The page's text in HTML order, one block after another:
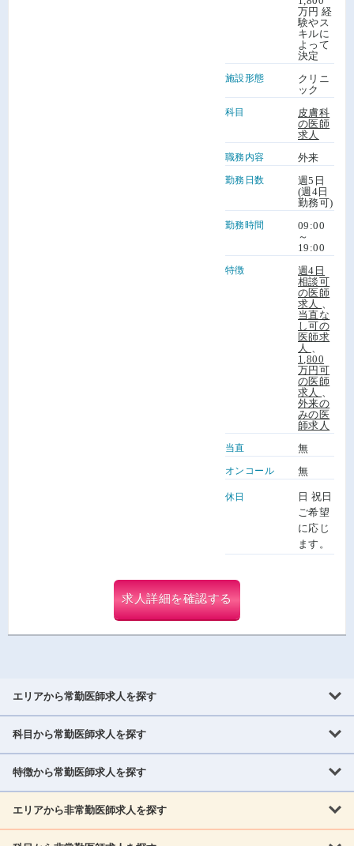
万円 経
験やス
キルに
よって
決定
施設形態
クリニ
ック
科目
皮膚科
の医師
求人
職務内容 外来
勤務日数
週5日
(週4日
勤務可)
勤務時間
09:00
～
19:00
特徴
週4日
相談可
の医師
求人
当直な
し可の
医師求
人
1,800
万円可
の医師
求人
外来の
みの医
師求人
当直 無
オンコール 無
休日
日 祝日
ご希望
に応じ
ます。
求人詳細を確認する
エリアから常勤医師求人を探す
北海道・東北
北海道 青森県 岩手県
科目から常勤医師求人を探す
内科系
消化器科 呼吸器科
特徴から常勤医師求人を探す
救急対応なし 女性医師歓迎
エリアから非常勤医師求人を探す